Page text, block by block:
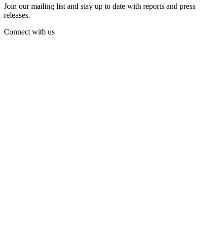
Join our mailing list and stay up to date with reports and press
releases.
Connect with us